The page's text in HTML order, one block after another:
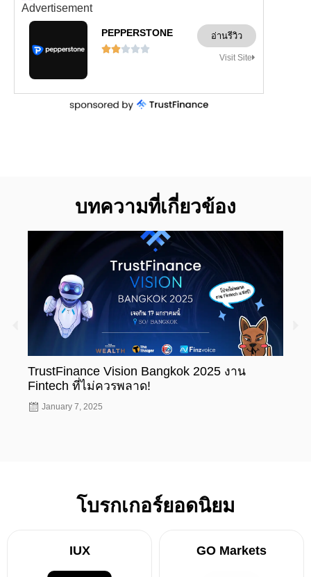
PEPPERSTONE

อ่านรีวิว
Visit Site
บทความที่เกี่ยวข้อง
TrustFinance Vision Bangkok 2025 งาน
Fintech ที่ไม่ควรพลาด!
January 7, 2025
โบรกเกอร์ยอดนิยม
IUX GO Markets